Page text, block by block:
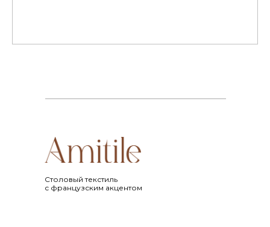
Cтоловый текстиль
с французским акцентом